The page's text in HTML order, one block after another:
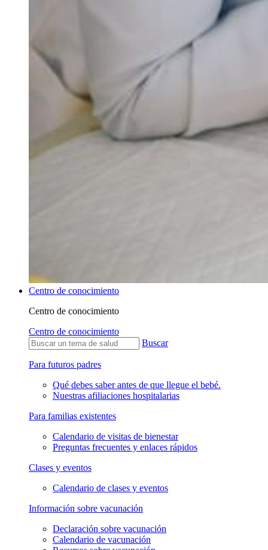
Centro de conocimiento
Centro de conocimiento
Centro de conocimiento
Buscar
Para futuros padres
Qué debes saber antes de que llegue el bebé.
Nuestras afiliaciones hospitalarias
Para familias existentes
Calendario de visitas de bienestar
Preguntas frecuentes y enlaces rápidos
Clases y eventos
Calendario de clases y eventos
Información sobre vacunación
Declaración sobre vacunación
Calendario de vacunación